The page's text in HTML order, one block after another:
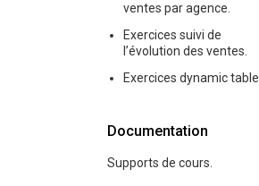
ventes par agence.
Exercices suivi de
l’évolution des ventes.
Exercices dynamic table.
Documentation
Supports de cours.